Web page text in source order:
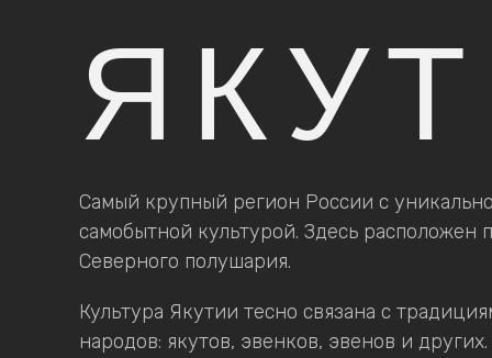
Культура Якутии тесно связана с
народов: якутов, эвенков, эвенов и
Cамый крупный регион России с
самобытной культурой. Здесь расположен
Северного полушария.